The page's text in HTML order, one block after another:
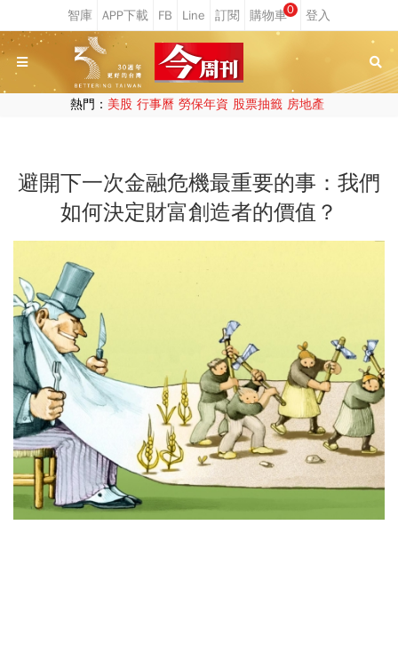
0
熱門： 美股 行事曆 勞保年資 股票抽籤 房地產
避開下一次金融危機最重要的事：我們
如何決定財富創造者的價值？